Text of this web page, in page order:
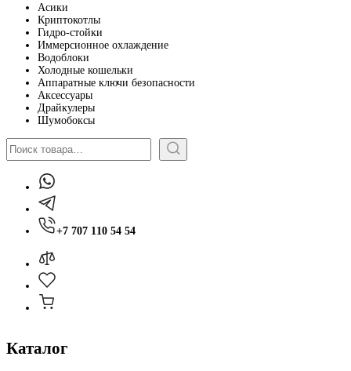
Асики
Криптокотлы
Гидро-стойки
Иммерсионное охлаждение
Водоблоки
Холодные кошельки
Аппаратные ключи безопасности
Аксессуары
Драйкулеры
Шумобоксы
Поиск
+7 707 110 54 54
Каталог